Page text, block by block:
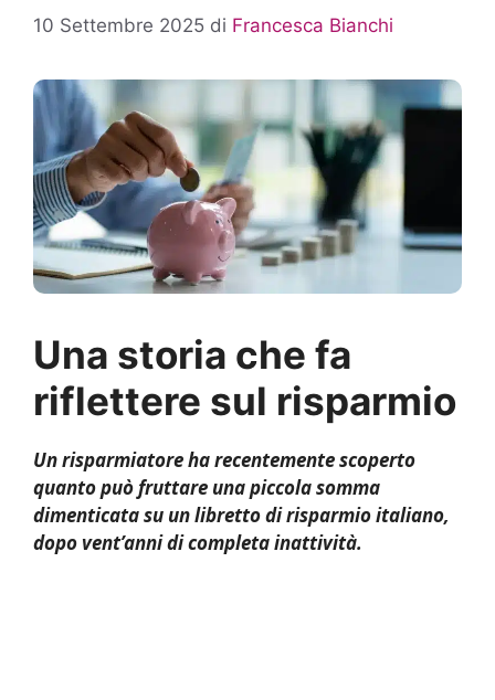
10 Settembre 2025 di Francesca Bianchi
Una storia che fa
riflettere sul risparmio
Un risparmiatore ha recentemente scoperto
quanto può fruttare una piccola somma
dimenticata su un libretto di risparmio italiano,
dopo vent’anni di completa inattività.